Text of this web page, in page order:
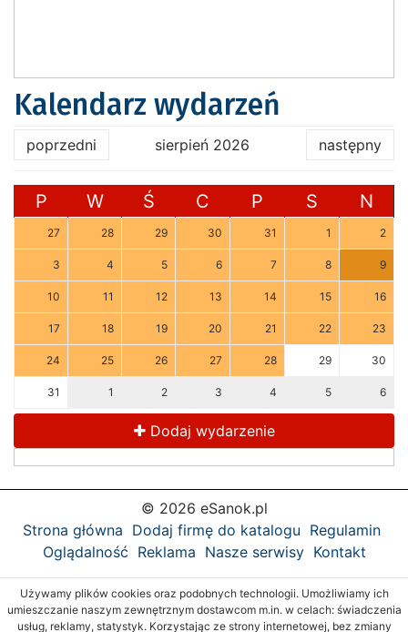
Kalendarz wydarzeń
poprzedni sierpień 2026 następny
P W Ś C P S N
27 28 29 30 31 1 2
3 4 5 6 7 8 9
10 11 12 13 14 15 16
17 18 19 20 21 22 23
24 25 26 27 28 29 30
31 1 2 3 4 5 6
Dodaj wydarzenie
© 2026 eSanok.pl
Strona główna Dodaj firmę do katalogu Regulamin
Oglądalność Reklama Nasze serwisy Kontakt
Używamy plików cookies oraz podobnych technologii. Umożliwiamy ich
umieszczanie naszym zewnętrznym dostawcom m.in. w celach: świadczenia
usług, reklamy, statystyk. Korzystając ze strony internetowej, bez zmiany